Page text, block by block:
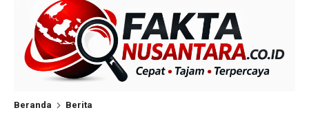
Beranda Berita